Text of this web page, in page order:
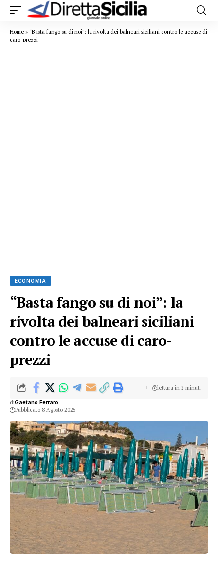
Home » “Basta fango su di noi”: la rivolta dei balneari siciliani contro le accuse di
caro-prezzi
ECONOMIA
“Basta fango su di noi”: la
rivolta dei balneari siciliani
contro le accuse di caro-
prezzi
diGaetano Ferraro
Pubblicato 8 Agosto 2025
lettura in 2 minuti